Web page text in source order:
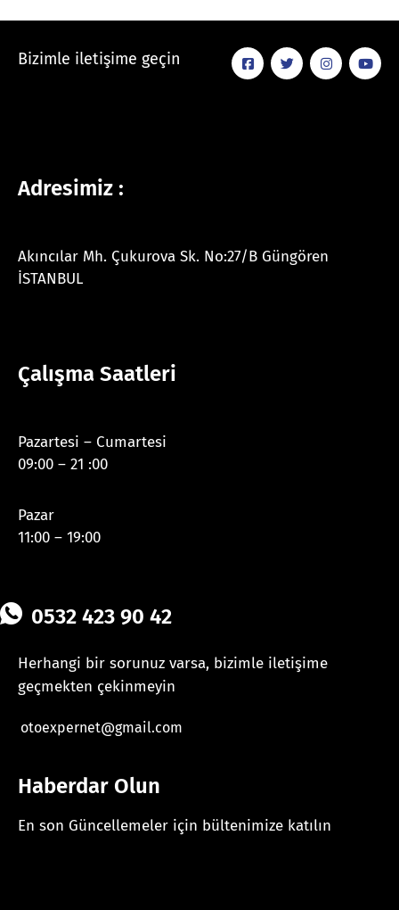
Bizimle iletişime geçin
Adresimiz :
Akıncılar Mh. Çukurova Sk. No:27/B Güngören
İSTANBUL
Çalışma Saatleri
Pazartesi – Cumartesi
09:00 – 21 :00
Pazar
11:00 – 19:00
0532 423 90 42
Herhangi bir sorunuz varsa, bizimle iletişime
geçmekten çekinmeyin
otoexpernet@gmail.com
Haberdar Olun
En son Güncellemeler için bültenimize katılın